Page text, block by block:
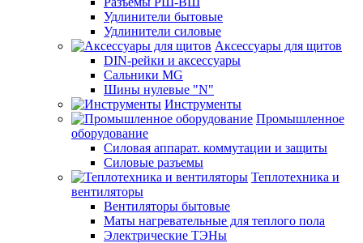
Удлинители бытовые
Удлинители силовые
Аксессуары для щитов
DIN-рейки и аксессуары
Сальники MG
Шины нулевые "N"
Инструменты
Промышленное
оборудование
Силовая аппарат. коммутации и защиты
Силовые разъемы
Теплотехника и
вентиляторы
Вентиляторы бытовые
Маты нагревательные для теплого пола
Электрические ТЭНы